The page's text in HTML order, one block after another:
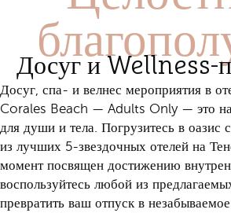
Досуг и Wellness-
Досуг, спа- и велнес мероприятия в
Corales Beach — Adults Only — это
для души и тела. Погрузитесь в оазис
из лучших 5-звездочных отелей на
момент посвящен достижению
воспользуйтесь любой из
превратить ваш отпуск в